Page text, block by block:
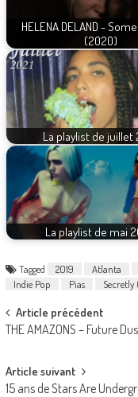
HELENA DELAND -
(2020)
La playlist de juillet
La playlist de mai
Tagged 2019 Atlanta
Indie Pop
Pias Secretly
Post
navigation
Article précédent
THE AMAZONS – Future
Article suivant
15 ans de Stars Are